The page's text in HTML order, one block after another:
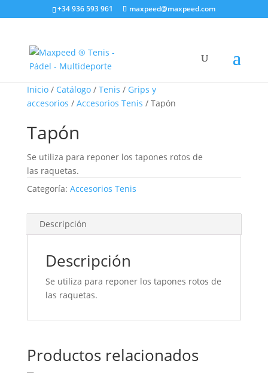
+34 936 593 961 maxpeed@maxpeed.com
Inicio/ Catálogo/ Tenis / Grips y
accesorios / Accesorios Tenis / Tapón
Tapón
Se utiliza para reponer los tapones rotos de
las raquetas.
Categoría: Accesorios Tenis
Descripción
Descripción
Se utiliza para reponer los tapones rotos de
las raquetas.
Productos relacionados